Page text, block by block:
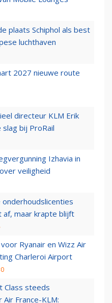
plaats Schiphol als best
luchthaven
2027 nieuwe route
directeur KLM Erik
slag bij ProRail
Izhavia in
veiligheid
af, maar krapte blijft
Ryanair en Wizz Air
Charleroi Airport
Class steeds
France-KLM: